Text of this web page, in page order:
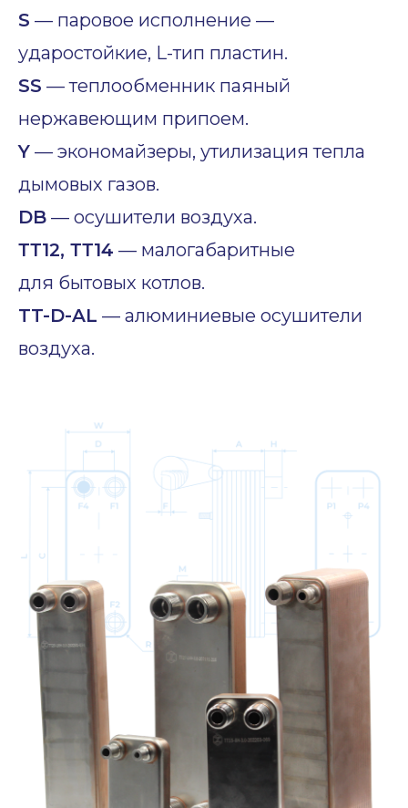
S — паровое исполнение —
ударостойкие, L-тип пластин.
SS — теплообменник паяный
нержавеющим припоем.
Y — экономайзеры, утилизация тепла
дымовых газов.
DB — осушители воздуха.
ТТ12, ТТ14 — малогабаритные
для бытовых котлов.
TT-D-AL — алюминиевые осушители
воздуха.